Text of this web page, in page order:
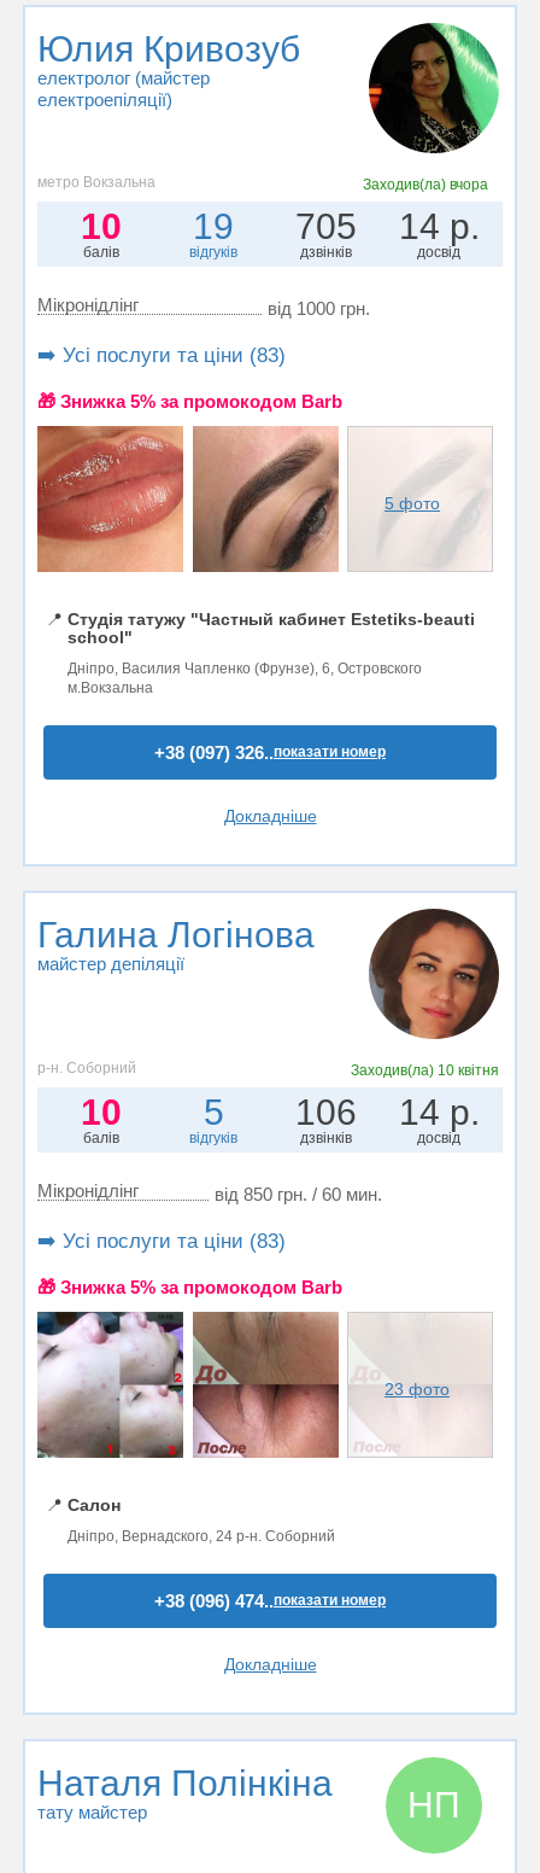
Юлия Кривозуб
електролог (майстер
електроепіляції)
метро Вокзальна Заходив(ла) вчора
10
балів
19
відгуків
705
дзвінків
14 р.
досвід
Мікронідлінг від 1000 грн.
➡️ Усі послуги та ціни (83)
🎁 Знижка 5% за промокодом Barb
5 фото
📍 Студія татужу "Частный кабинет Estetiks-beauti
school"
Дніпро, Василия Чапленко (Фрунзе), 6, Островского
м.Вокзальна
+38 (097) 326..показати номер
Докладніше
Галина Логінова
майстер депіляції
р-н. Соборний Заходив(ла) 10 квітня
10
балів
5
відгуків
106
дзвінків
14 р.
досвід
Мікронідлінг від 850 грн. / 60 мин.
➡️ Усі послуги та ціни (83)
🎁 Знижка 5% за промокодом Barb
23 фото
📍 Салон
Дніпро, Вернадского, 24 р-н. Соборний
+38 (096) 474..показати номер
Докладніше
Наталя Полінкіна
тату майстер НП